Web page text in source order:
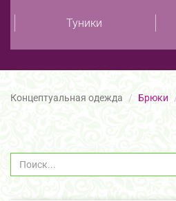
Туники
Концептуальная одежда Брюки